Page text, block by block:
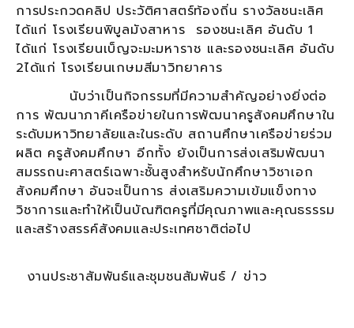
การประกวดคลิป ประวัติศาสตร์ท้องถิ่น รางวัลชนะเลิศ
ได้แก่ โรงเรียนพิบูลมังสาหาร รองชนะเลิศ อันดับ 1
ได้แก่ โรงเรียนเบ็ญจะมะมหาราช และรองชนะเลิศ อันดับ
2ได้แก่ โรงเรียนเกษมสีมาวิทยาคาร
นับว่าเป็นกิจกรรมที่มีความสำคัญอย่างยิ่งต่อ
การ พัฒนาภาคีเครือข่ายในการพัฒนาครูสังคมศึกษาใน
ระดับมหาวิทยาลัยและในระดับ สถานศึกษาเครือข่ายร่วม
ผลิต ครูสังคมศึกษา อีกทั้ง ยังเป็นการส่งเสริมพัฒนา
สมรรถนะศาสตร์เฉพาะชั้นสูงสำหรับนักศึกษาวิชาเอก
สังคมศึกษา อันจะเป็นการ ส่งเสริมความเข้มแข็งทาง
วิชาการและทำให้เป็นบัณฑิตครูที่มีคุณภาพและคุณธรรรม
และสร้างสรรค์สังคมและประเทศชาติต่อไป
งานประชาสัมพันธ์และชุมชนสัมพันธ์ / ข่าว